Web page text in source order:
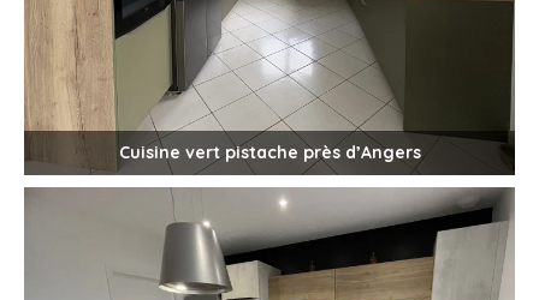
Cuisine vert pistache près d’Angers